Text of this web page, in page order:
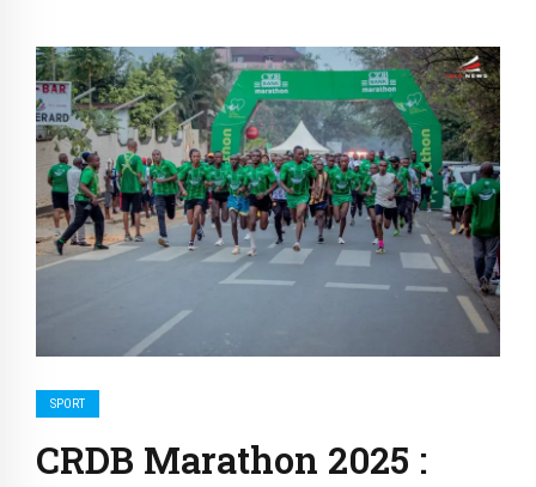
SPORT
CRDB Marathon 2025 :